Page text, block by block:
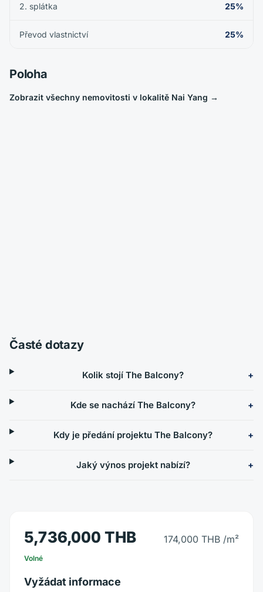
2. splátka 25%
Převod vlastnictví 25%
Poloha
Zobrazit všechny nemovitosti v lokalitě Nai Yang →
Časté dotazy
Kolik stojí The Balcony?
Kde se nachází The Balcony?
Kdy je předání projektu The Balcony?
Jaký výnos projekt nabízí?
5,736,000 THB 174,000 THB /m²
Volné
Vyžádat informace